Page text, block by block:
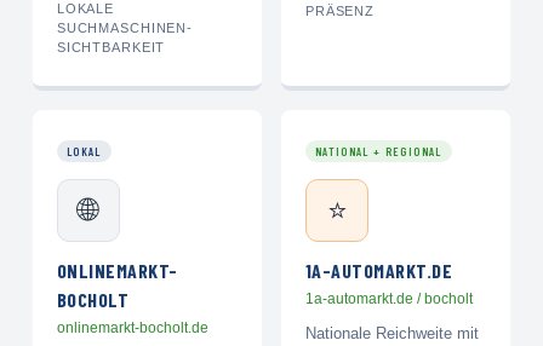
LOKALE
SUCHMASCHINEN-
SICHTBARKEIT
PRÄSENZ
LOKAL
🌐
ONLINEMARKT-
BOCHOLT
onlinemarkt-bocholt.de
NATIONAL + REGIONAL
⭐
1A-AUTOMARKT.DE
1a-automarkt.de / bocholt
Nationale Reichweite mit